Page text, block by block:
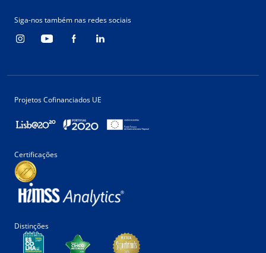
Siga-nos também nas redes sociais
Projetos Cofinanciados UE
Certificações
Distinções